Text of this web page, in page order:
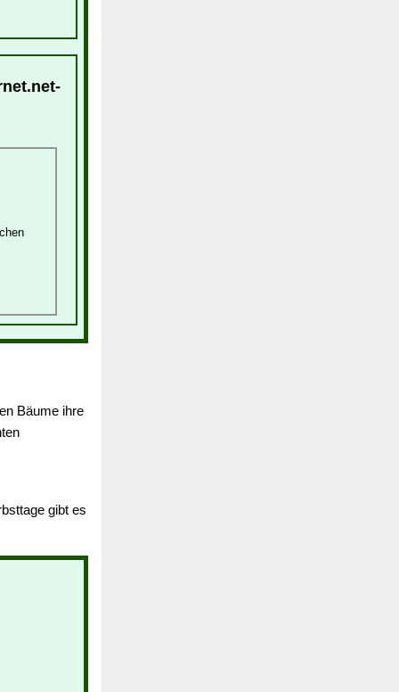
Bäume ihre
gibt es